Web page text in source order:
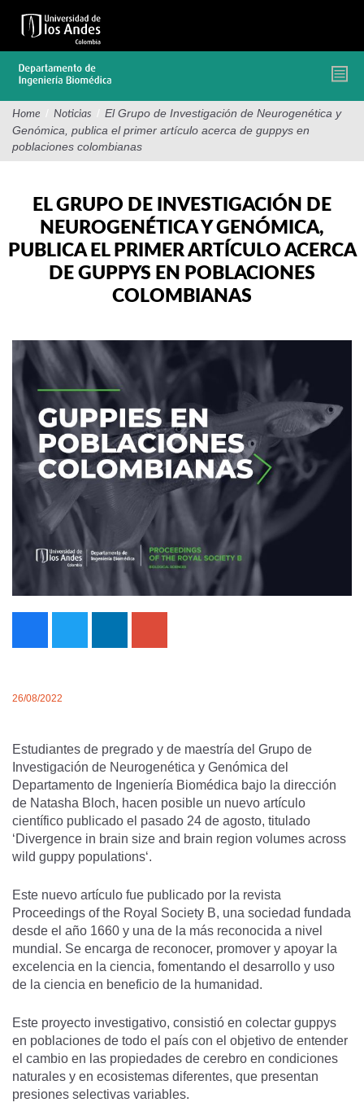
contenido
Home / Noticias / El Grupo de Investigación de Neurogenética y
Genómica, publica el primer artículo acerca de guppys en
poblaciones colombianas
EL GRUPO DE INVESTIGACIÓN DE
NEUROGENÉTICA Y GENÓMICA,
PUBLICA EL PRIMER ARTÍCULO ACERCA
DE GUPPYS EN POBLACIONES
COLOMBIANAS
26/08/2022
Estudiantes de pregrado y de maestría del Grupo de
Investigación de Neurogenética y Genómica del
Departamento de Ingeniería Biomédica bajo la dirección
de Natasha Bloch, hacen posible un nuevo artículo
científico publicado el pasado 24 de agosto, titulado
‘Divergence in brain size and brain region volumes across
wild guppy populations‘.
Este nuevo artículo fue publicado por la revista
Proceedings of the Royal Society B, una sociedad fundada
desde el año 1660 y una de la más reconocida a nivel
mundial. Se encarga de reconocer, promover y apoyar la
excelencia en la ciencia, fomentando el desarrollo y uso
de la ciencia en beneficio de la humanidad.
Este proyecto investigativo, consistió en colectar guppys
en poblaciones de todo el país con el objetivo de entender
el cambio en las propiedades de cerebro en condiciones
naturales y en ecosistemas diferentes, que presentan
presiones selectivas variables.